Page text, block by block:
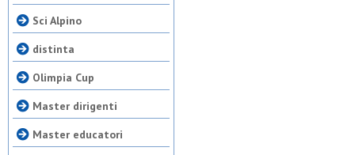
Sci Alpino
distinta
Olimpia Cup
Master dirigenti
Master educatori